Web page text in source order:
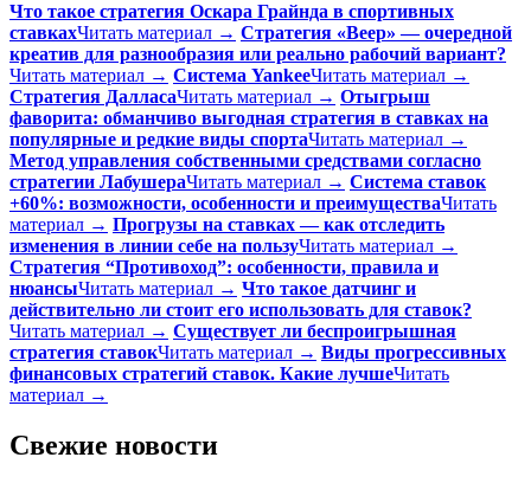
Что такое стратегия Оскара Грайнда в спортивных
ставкахЧитать материал → Стратегия «Веер» — очередной
креатив для разнообразия или реально рабочий вариант?
Читать материал → Система YankeeЧитать материал →
Стратегия ДалласаЧитать материал → Отыгрыш
фаворита: обманчиво выгодная стратегия в ставках на
популярные и редкие виды спортаЧитать материал →
Метод управления собственными средствами согласно
стратегии ЛабушераЧитать материал → Система ставок
+60%: возможности, особенности и преимуществаЧитать
материал → Прогрузы на ставках — как отследить
изменения в линии себе на пользуЧитать материал →
Стратегия “Противоход”: особенности, правила и
нюансыЧитать материал → Что такое датчинг и
действительно ли стоит его использовать для ставок?
Читать материал → Существует ли беспроигрышная
стратегия ставокЧитать материал → Виды прогрессивных
финансовых стратегий ставок. Какие лучшеЧитать
материал →
Свежие новости